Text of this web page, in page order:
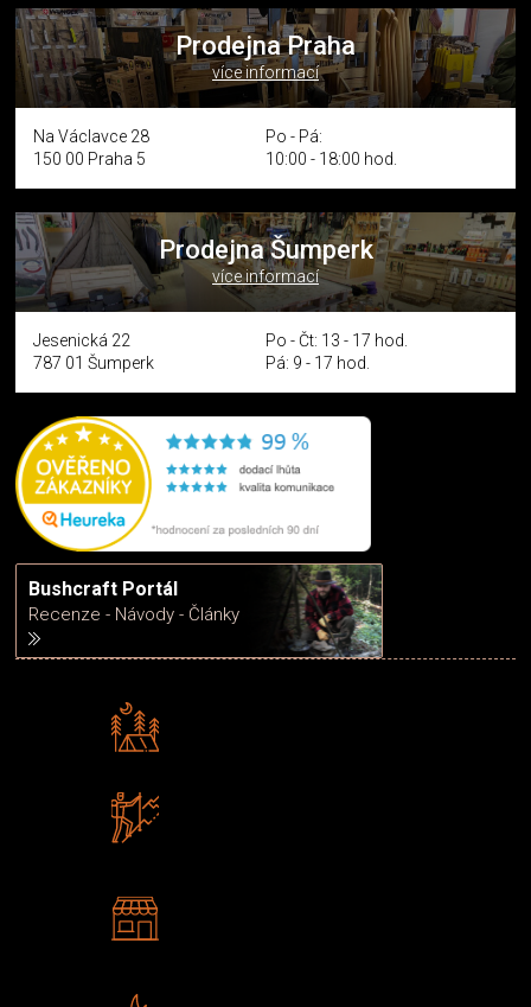
Prodejna Praha
více informací
Na Václavce 28
150 00 Praha 5
Po - Pá:
10:00 - 18:00 hod.
Prodejna Šumperk
více informací
Jesenická 22
787 01 Šumperk
Po - Čt: 13 - 17 hod.
Pá: 9 - 17 hod.
Bushcraft Portál
Recenze - Návody - Články